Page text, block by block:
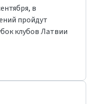
в
пройдут
клубов Латвии